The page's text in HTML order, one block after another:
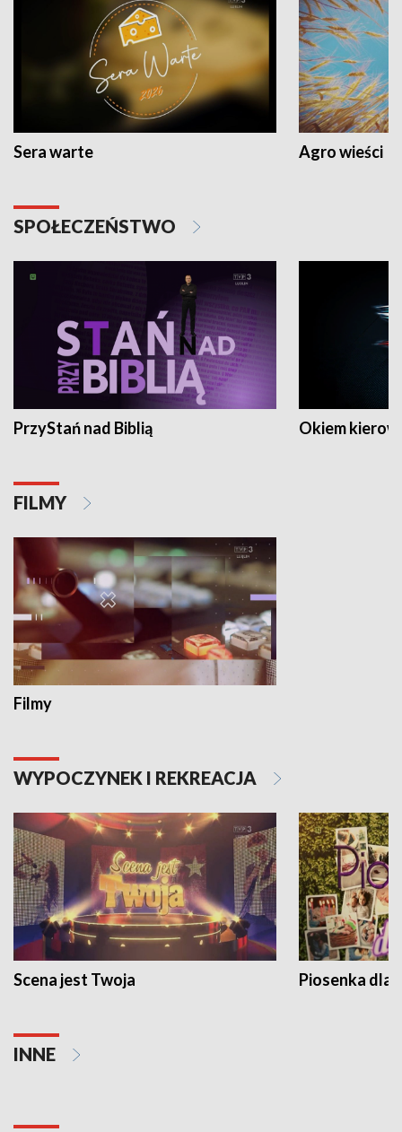
Sera warte Agro wieści
SPOŁECZEŃSTWO
PrzyStań nad Biblią Okiem
FILMY
Filmy
WYPOCZYNEK I REKREACJA
Scena jest Twoja Piosenka dla
INNE